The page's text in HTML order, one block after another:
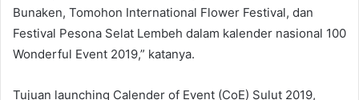
Bunaken, Tomohon International Flower Festival, dan
Festival Pesona Selat Lembeh dalam kalender nasional 100
Wonderful Event 2019,” katanya.
Tujuan launching Calender of Event (CoE) Sulut 2019,